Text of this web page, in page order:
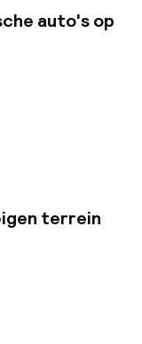
voorzien van
gratis WiFi als
beschikbaar.
auto's op
terrein